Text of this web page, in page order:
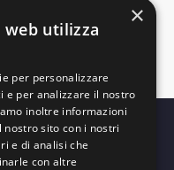
×
utilizza
per personalizzare
e per analizzare il nostro
inoltre informazioni
nostro sito con i nostri
e di analisi che
con altre